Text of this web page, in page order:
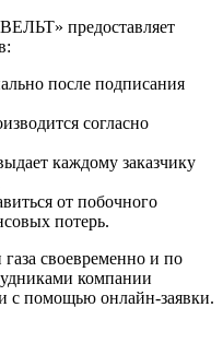
предоставляет
после подписания
согласно
каждому заказчику
от побочного
потерь.
своевременно и по
компании
помощью онлайн-заявки.